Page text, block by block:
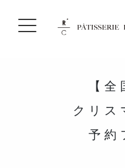
【
クリス
予約